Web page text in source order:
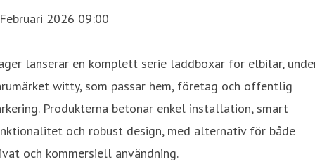
2026 09:00
lanserar en komplett serie laddboxar för elbilar,
witty, som passar hem, företag och offentlig
Produkterna betonar enkel installation, smart
och robust design, med alternativ för både
och kommersiell användning.